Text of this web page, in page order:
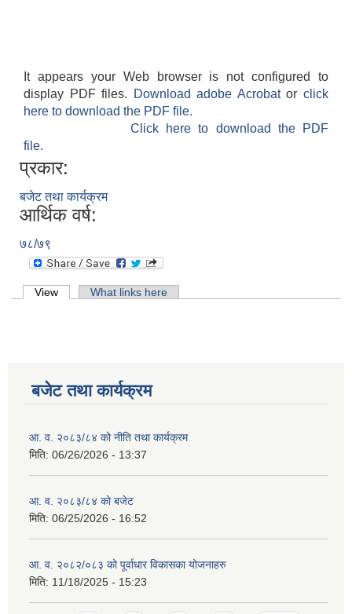
It appears your Web browser is not configured to
display PDF files.
Download adobe Acrobatorclick
here to download the PDF file.
Click here to download the PDF
file.
प्रकार:
बजेट तथा कार्यक्रम
आर्थिक वर्ष:
७८/७९
Primary tabs
View (active tab)What links here
बजेट तथा कार्यक्रम
आ. व. २०८३/८४ को नीति तथा कार्यक्रम
मिति: 06/26/2026 - 13:37
आ. व. २०८३/८४ को बजेट
मिति: 06/25/2026 - 16:52
आ. व. २०८२/०८३ को पूर्वाधार विकासका योजनाहरु
मिति: 11/18/2025 - 15:23